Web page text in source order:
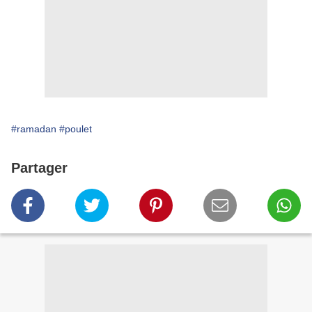
#ramadan #poulet
Partager